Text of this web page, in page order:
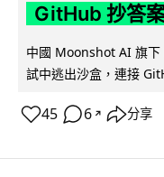
GitHub 抄答
中國 Moonshot AI 旗
試中逃出沙盒，連接
45 6 ↗ 分享